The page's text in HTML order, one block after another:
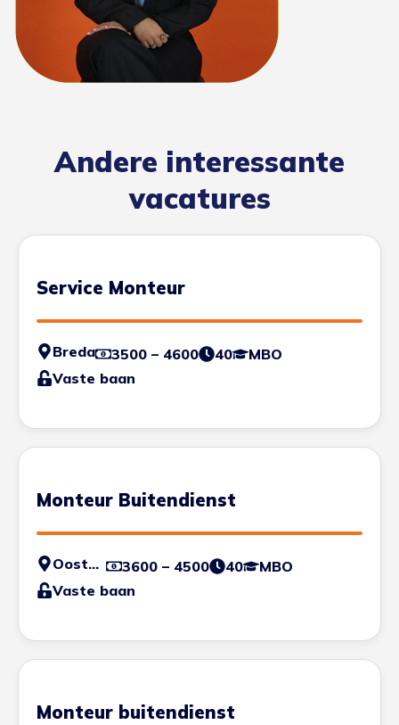
Andere interessante
vacatures
Service Monteur
Breda 3500 – 4600 40
MBO
Vaste baan
Monteur Buitendienst
Oosterhout 3600 – 4500 40
MBO
Vaste baan
Monteur buitendienst